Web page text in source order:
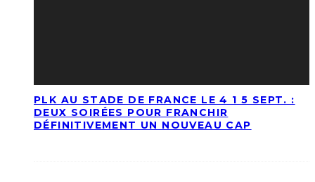
PLK AU STADE DE FRANCE LE 4 1 5 SEPT. :
DEUX SOIRÉES POUR FRANCHIR
DÉFINITIVEMENT UN NOUVEAU CAP